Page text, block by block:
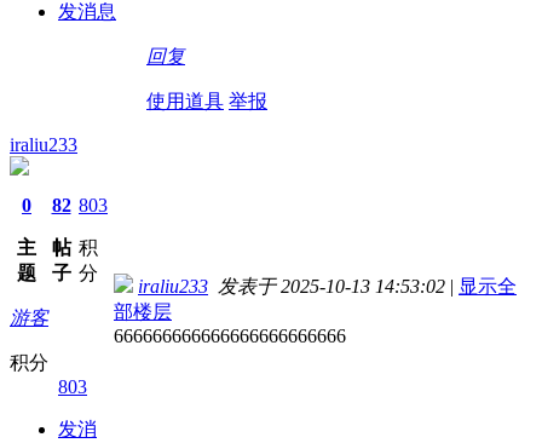
发消息
回复
使用道具 举报
iraliu233
0
主
题
82
帖
子
803
积
分
游客
积分
803
发消
iraliu233 发表于 2025-10-13 14:53:02 | 显示全
部楼层
666666666666666666666666